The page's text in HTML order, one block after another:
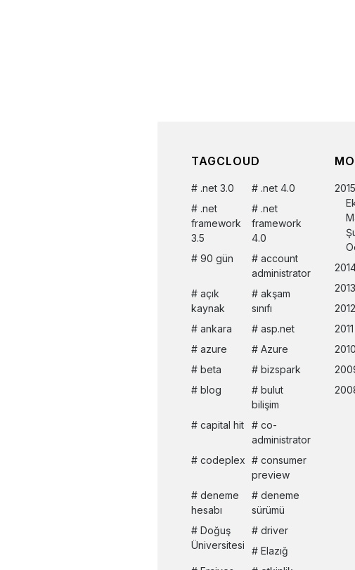
TAGCLOUD
.net 3.0
.net 4.0
.net
framework
3.5
.net
framework
4.0
90 gün
account
administrator
açık
kaynak
akşam
sınıfı
ankara
asp.net
azure
Azure
beta
bizspark
blog
bulut
bilişim
capital hit
co-
administrator
codeplex
consumer
preview
deneme
hesabı
deneme
sürümü
Doğuş
Üniversitesi
driver
Elazığ
2015
2013
2012
2011
2010